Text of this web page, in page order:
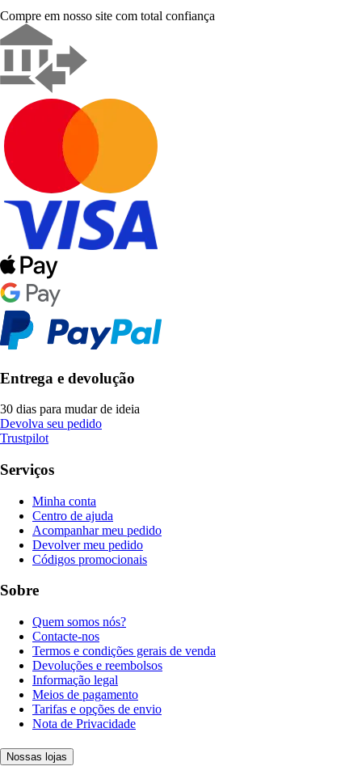
Compre em nosso site com total confiança
Entrega e devolução
30 dias para mudar de ideia
Devolva seu pedido
Trustpilot
Serviços
Minha conta
Centro de ajuda
Acompanhar meu pedido
Devolver meu pedido
Códigos promocionais
Sobre
Quem somos nós?
Contacte-nos
Termos e condições gerais de venda
Devoluções e reembolsos
Informação legal
Meios de pagamento
Tarifas e opções de envio
Nota de Privacidade
Nossas lojas